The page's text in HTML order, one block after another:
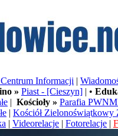
Informacji |
» Piast - [Cieszyn] | •
| Kościoły » Parafia
| Kościół Zielonoświątkowy
| Videorelacje | Fotorelacje |